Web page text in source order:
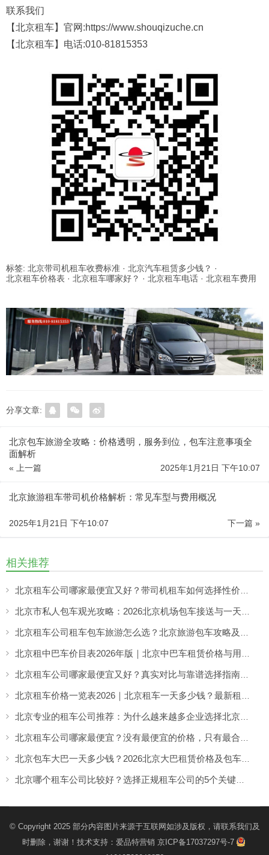
联系我们
【北京租车】官网:https://www.shouqizuche.cn
【北京租车】电话:010-81815353
标签: 北京带司机租车收费标准 · 北京汽车租赁多少钱？ ·
北京租车价格表 · 北京租车哪家好？ · 北京租车电话 · 北京租车费用
分享文章:
北京包车旅游全攻略：价格透明，服务到位，包车注意事项全
面解析
« 上一篇 2025年1月21日 下午10:07
北京旅游租车带司机价格解析：常见车型与费用概况
下一篇 »
2025年1月21日 下午10:07
相关推荐
© Copyright 2025 部分内容图片来源于互联网如涉及版权，请联系我们及
时删除，谢谢！技术支持： 爱品特营销 京ICP备17037297号-7